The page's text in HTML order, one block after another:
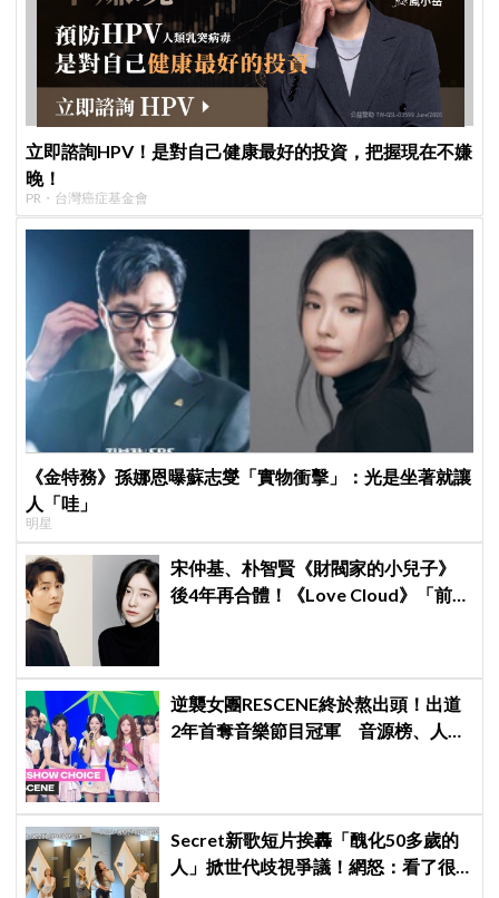
立即諮詢HPV！是對自己健康最好的投資，把握現在不嫌
晚！
PR・台灣癌症基金會
《金特務》孫娜恩曝蘇志燮「實物衝擊」：光是坐著就讓
人「哇」
明星
宋仲基、朴智賢《財閥家的小兒子》
後4年再合體！《Love Cloud》「前任
逆襲女團RESCENE終於熬出頭！出道
2年首奪音樂節目冠軍 音源榜、人氣
Secret新歌短片挨轟「醜化50多歲的
人」掀世代歧視爭議！網怒：看了很